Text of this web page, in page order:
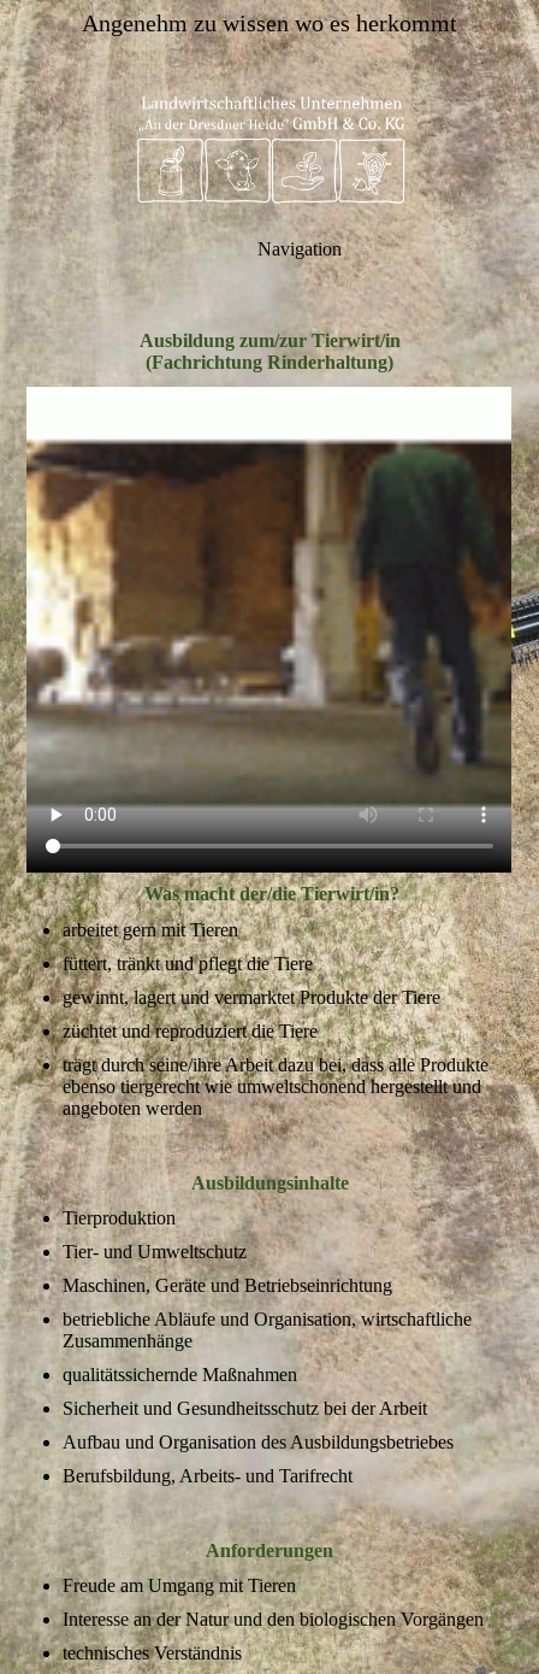
Angenehm zu wissen wo es herkommt
Navigation
Ausbildung zum/zur Tierwirt/in
(Fachrichtung Rinderhaltung)
Was macht der/die Tierwirt/in?
arbeitet gern mit Tieren
füttert, tränkt und pflegt die Tiere
gewinnt, lagert und vermarktet Produkte der Tiere
züchtet und reproduziert die Tiere
trägt durch seine/ihre Arbeit dazu bei, dass alle Produkte
ebenso tiergerecht wie umweltschonend hergestellt und
angeboten werden
Ausbildungsinhalte
Tierproduktion
Tier- und Umweltschutz
Maschinen, Geräte und Betriebseinrichtung
betriebliche Abläufe und Organisation, wirtschaftliche
Zusammenhänge
qualitätssichernde Maßnahmen
Sicherheit und Gesundheitsschutz bei der Arbeit
Aufbau und Organisation des Ausbildungsbetriebes
Berufsbildung, Arbeits- und Tarifrecht
Anforderungen
Freude am Umgang mit Tieren
Interesse an der Natur und den biologischen Vorgängen
technisches Verständnis